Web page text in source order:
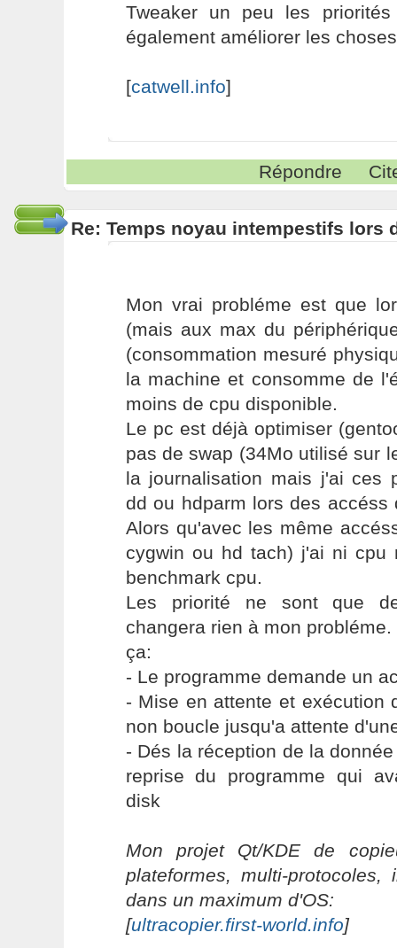
Tweaker un peu les
également améliorer les
[catwell.info]
Répondre
Re: Temps noyau intempestifs lors
Mon vrai probléme est que
(mais aux max du
(consommation mesuré
la machine et consomme de
moins de cpu disponible.
Le pc est déjà optimiser
pas de swap (34Mo utilisé sur
la journalisation mais j'ai ces
dd ou hdparm lors des accéss
Alors qu'avec les même
cygwin ou hd tach) j'ai ni cpu
benchmark cpu.
Les priorité ne sont que
changera rien à mon
ça:
- Le programme demande un
- Mise en attente et exécution
non boucle jusqu'a attente
- Dés la réception de la
reprise du programme qui
disk
Mon projet Qt/KDE de
plateformes, multi-protocoles,
dans un maximum d'OS:
[ultracopier.first-world.info]